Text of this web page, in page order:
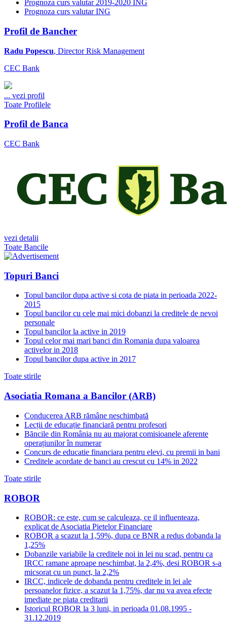
Prognoza curs valutar 2019-2020 ING
Prognoza curs valutar ING
Profil de Bancher
Radu Popescu, Director Risk Management
CEC Bank
... vezi profil
Toate Profilele
Profil de Banca
CEC Bank
vezi detalii
Toate Bancile
Topuri Banci
Topul bancilor dupa active si cota de piata in perioada 2022-
2015
Topul bancilor cu cele mai mici dobanzi la creditele de nevoi
personale
Topul bancilor la active in 2019
Topul celor mai mari banci din Romania dupa valoarea
activelor in 2018
Topul bancilor dupa active in 2017
Toate stirile
Asociatia Romana a Bancilor (ARB)
Conducerea ARB rămâne neschimbată
Lecții de educație financiară pentru profesori
Băncile din România nu au majorat comisioanele aferente
operațiunilor în numerar
Concurs de educatie financiara pentru elevi, cu premii in bani
Creditele acordate de banci au crescut cu 14% in 2022
Toate stirile
ROBOR
ROBOR: ce este, cum se calculeaza, ce il influenteaza,
explicat de Asociatia Pietelor Financiare
ROBOR a scazut la 1,59%, dupa ce BNR a redus dobanda la
1,25%
Dobanzile variabile la creditele noi in lei nu scad, pentru ca
IRCC ramane aproape neschimbat, la 2,4%, desi ROBOR s-a
micsorat cu un punct, la 2,2%
IRCC, indicele de dobanda pentru creditele in lei ale
persoanelor fizice, a scazut la 1,75%, dar nu va avea efecte
imediate pe piata creditarii
Istoricul ROBOR la 3 luni, in perioada 01.08.1995 -
31.12.2019